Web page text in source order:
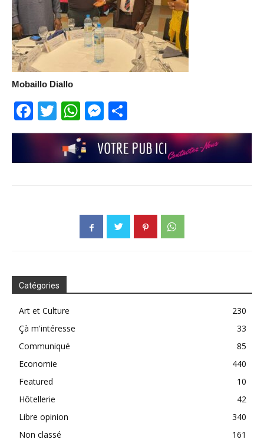
Mobaillo Diallo
Facebook
TwitterWhatsApp
Messenger
Catégories
Art et Culture
230
Çà m'intéresse
33
Communiqué
85
Economie
440
Featured
10
Hôtellerie
42
Libre opinion
340
Non classé
161